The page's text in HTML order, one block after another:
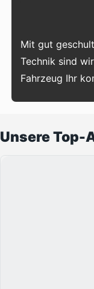
Mit gut
Technik sind
Fahrzeug Ihr
Unsere Top-